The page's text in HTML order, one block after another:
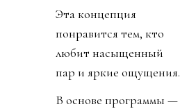
Эта концепция
понравится тем, кто
любит насыщенный
пар и яркие ощущения.
В основе программы —